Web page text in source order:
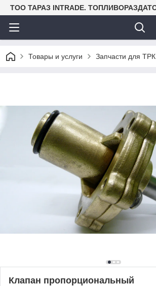
TOO ТАРАЗ INTRADE.
Товары и услуги Запчасти для ТРК
Клапан пропорциональный